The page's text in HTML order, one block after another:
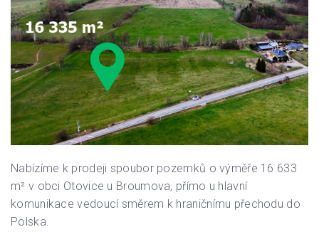
Nabízíme k prodeji spoubor pozemků o výměře 16.633
m² v obci Otovice u Broumova, přímo u hlavní
komunikace vedoucí směrem k hraničnímu přechodu do
Polska.